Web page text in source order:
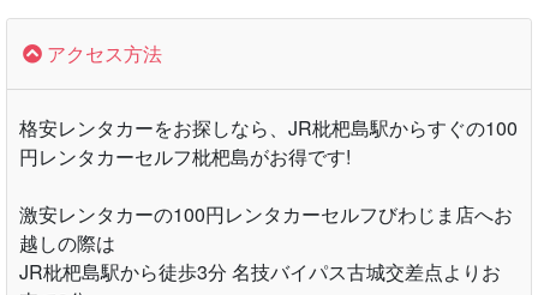
アクセス方法
格安レンタカーをお探しなら、JR枇杷島駅からすぐの100
円レンタカーセルフ枇杷島がお得です!
激安レンタカーの100円レンタカーセルフびわじま店へお
越しの際は
JR枇杷島駅から徒歩3分 名技バイパス古城交差点よりお